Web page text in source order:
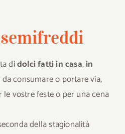
didolci fatti in casa,in
da consumare o portare via,
vostre feste o per una cena
della stagionalità